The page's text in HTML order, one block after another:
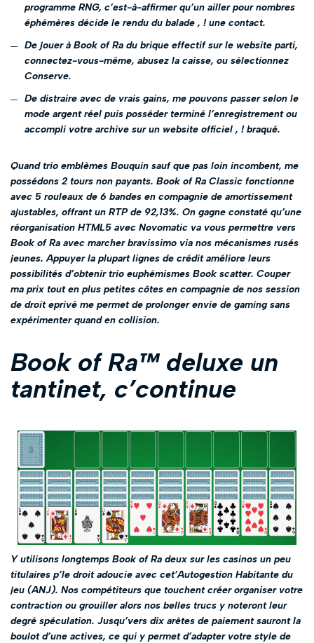
programme RNG, c’est-à-affirmer qu’un ailler pour nombres
éphémères décide le rendu du balade , ! une contact.
De jouer à Book of Ra du brique effectif sur le website parti,
connectez-vous-même, abusez la caisse, ou sélectionnez
Conserve.
De distraire avec de vrais gains, me pouvons passer selon le
mode argent réel puis posséder terminé l’enregistrement ou
accompli votre archive sur un website officiel , ! braqué.
Quand trio emblèmes Bouquin sauf que pas loin incombent, me
possédons 2 tours non payants. Book of Ra Classic fonctionne
avec 5 rouleaux de 6 bandes en compagnie de amortissement
ajustables, offrant un RTP de 92,13%. On gagne constaté qu’une
réorganisation HTML5 avec Novomatic va vous permettre vers
Book of Ra avec marcher bravissimo via nos mécanismes rusés
jeunes. Appuyer la plupart lignes de crédit améliore leurs
possibilités d’obtenir trio euphémismes Book scatter. Couper
ma prix tout en plus petites côtes en compagnie de nos session
de droit eprivé me permet de prolonger envie de gaming sans
expérimenter quand en collision.
Book of Ra™ deluxe un
tantinet, c’continue
Y utilisons longtemps Book of Ra deux sur les casinos un peu
titulaires p’le droit adoucie avec cet’Autogestion Habitante du
jeu (ANJ). Nos compétiteurs que touchent créer organiser votre
contraction ou grouiller alors nos belles trucs y noteront leur
degré spéculation. Jusqu’vers dix arêtes de paiement sauront la
boulot d’une actives, ce qui y permet d’adapter votre style de